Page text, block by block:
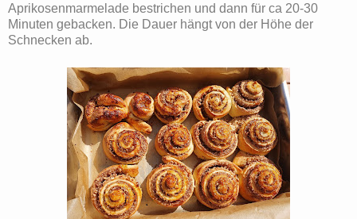
Aprikosenmarmelade bestrichen und dann für ca 20-30
Minuten gebacken. Die Dauer hängt von der Höhe der
Schnecken ab.